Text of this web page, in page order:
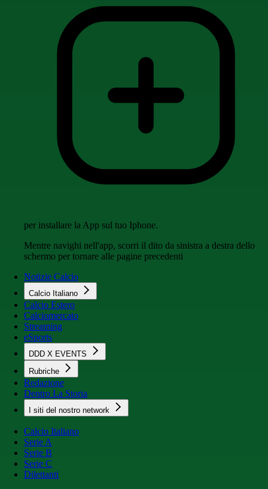
per installare la App sul tuo Iphone.
Mentre navighi nell'app, scorri il dito da sinistra a destra dello
schermo per tornare alle pagine precedenti
Notizie Calcio
Calcio Italiano
Calcio Estero
Calciomercato
Streaming
eSports
DDD X EVENTS
Rubriche
Redazione
Dentro La Storia
I siti del nostro network
Calcio Italiano
Serie A
Serie B
Serie C
Dilettanti